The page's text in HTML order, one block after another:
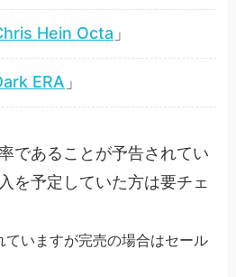
Hein Octa 」
ERA 」
であることが予告されてい
を予定していた方は要チェ
いますが完売の場合はセール